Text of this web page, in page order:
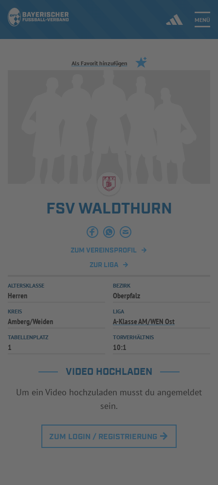
MENÜ
Jetzt einloggen
INFOTHEK SPIELPLUS
Als Favorit hinzufügen
FSV WALDTHURN
ZUM VEREINSPROFIL
ZUR LIGA
ALTERSKLASSE
Herren
BEZIRK
Oberpfalz
KREIS
Amberg/Weiden
LIGA
A-Klasse AM/WEN Ost
TABELLENPLATZ
1
TORVERHÄLTNIS
10:1
VIDEO HOCHLADEN
Um ein Video hochzuladen musst du angemeldet
sein.
ZUM LOGIN / REGISTRIERUNG